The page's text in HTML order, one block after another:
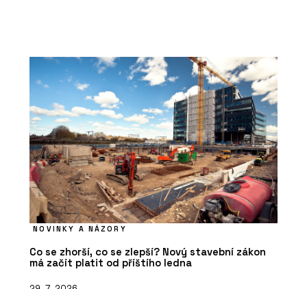
NOVINKY A NÁZORY
Co se zhorší, co se zlepší? Nový stavební zákon
má začít platit od příštího ledna